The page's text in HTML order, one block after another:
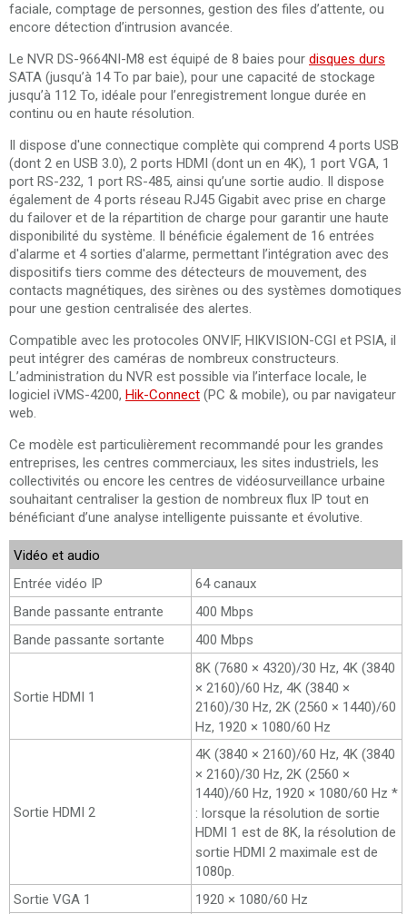
faciale, comptage de personnes, gestion des files d’attente, ou
encore détection d’intrusion avancée.
Le NVR DS-9664NI-M8 est équipé de 8 baies pour disques durs
SATA (jusqu’à 14 To par baie), pour une capacité de stockage
jusqu’à 112 To, idéale pour l’enregistrement longue durée en
continu ou en haute résolution.
Il dispose d'une connectique complète qui comprend 4 ports USB
(dont 2 en USB 3.0), 2 ports HDMI (dont un en 4K), 1 port VGA, 1
port RS-232, 1 port RS-485, ainsi qu’une sortie audio. Il dispose
également de 4 ports réseau RJ45 Gigabit avec prise en charge
du failover et de la répartition de charge pour garantir une haute
disponibilité du système. Il bénéficie également de 16 entrées
d'alarme et 4 sorties d'alarme, permettant l’intégration avec des
dispositifs tiers comme des détecteurs de mouvement, des
contacts magnétiques, des sirènes ou des systèmes domotiques
pour une gestion centralisée des alertes.
Compatible avec les protocoles ONVIF, HIKVISION-CGI et PSIA, il
peut intégrer des caméras de nombreux constructeurs.
L’administration du NVR est possible via l’interface locale, le
logiciel iVMS-4200, Hik-Connect (PC & mobile), ou par navigateur
web.
Ce modèle est particulièrement recommandé pour les grandes
entreprises, les centres commerciaux, les sites industriels, les
collectivités ou encore les centres de vidéosurveillance urbaine
souhaitant centraliser la gestion de nombreux flux IP tout en
bénéficiant d’une analyse intelligente puissante et évolutive.
Vidéo et audio
Entrée vidéo IP
64 canaux
Bande passante entrante
400 Mbps
Bande passante sortante
400 Mbps
Sortie HDMI 1
8K (7680 × 4320)/30 Hz, 4K (3840
× 2160)/60 Hz, 4K (3840 ×
2160)/30 Hz, 2K (2560 × 1440)/60
Hz, 1920 × 1080/60 Hz
Sortie HDMI 2
4K (3840 × 2160)/60 Hz, 4K (3840
× 2160)/30 Hz, 2K (2560 ×
1440)/60 Hz, 1920 × 1080/60 Hz *
: lorsque la résolution de sortie
HDMI 1 est de 8K, la résolution de
sortie HDMI 2 maximale est de
1080p.
Sortie VGA 1
1920 × 1080/60 Hz